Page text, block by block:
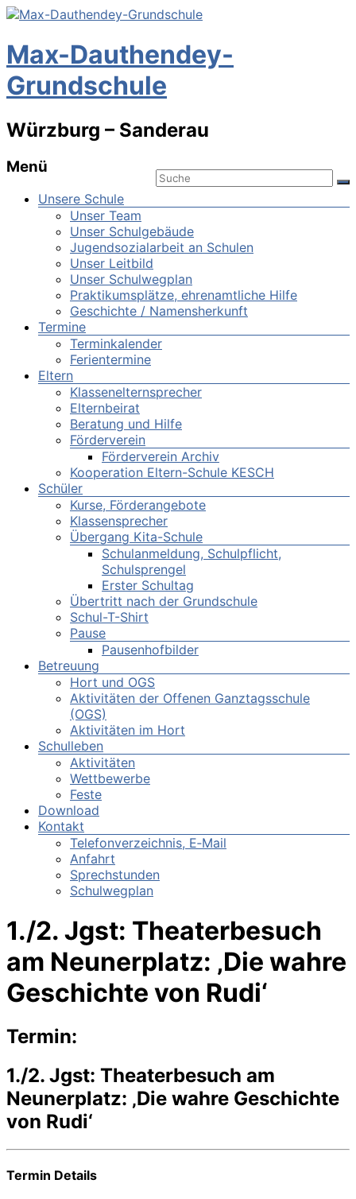
Max-Dauthendey-
Grundschule
Würzburg – Sanderau
Menü
Unsere Schule
Unser Team
Unser Schulgebäude
Jugendsozialarbeit an Schulen
Unser Leitbild
Unser Schulwegplan
Praktikumsplätze, ehrenamtliche Hilfe
Geschichte / Namensherkunft
Termine
Terminkalender
Ferientermine
Eltern
Klassenelternsprecher
Elternbeirat
Beratung und Hilfe
Förderverein
Förderverein Archiv
Kooperation Eltern-Schule KESCH
Schüler
Kurse, Förderangebote
Klassensprecher
Übergang Kita-Schule
Schulanmeldung, Schulpflicht,
Schulsprengel
Erster Schultag
Übertritt nach der Grundschule
Schul-T-Shirt
Pause
Pausenhofbilder
Betreuung
Hort und OGS
Aktivitäten der Offenen Ganztagsschule
(OGS)
Aktivitäten im Hort
Schulleben
Aktivitäten
Wettbewerbe
Feste
Download
Kontakt
Telefonverzeichnis, E‑Mail
Anfahrt
Sprechstunden
Schulwegplan
1./2. Jgst: Theaterbesuch
am Neunerplatz: ‚Die wahre
Geschichte von Rudi‘
Termin:
1./2. Jgst: Theaterbesuch am
Neunerplatz: ‚Die wahre Geschichte
von Rudi‘
Termin Details